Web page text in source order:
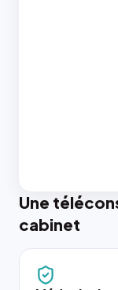
Une
cabinet